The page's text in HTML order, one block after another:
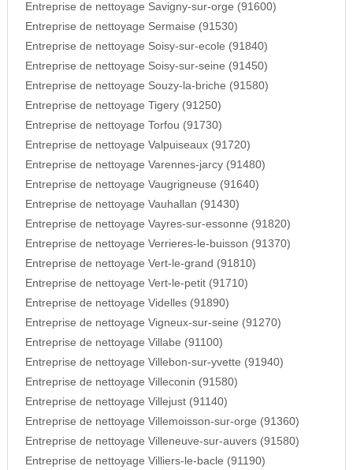
Entreprise de nettoyage Savigny-sur-orge (91600)
Entreprise de nettoyage Sermaise (91530)
Entreprise de nettoyage Soisy-sur-ecole (91840)
Entreprise de nettoyage Soisy-sur-seine (91450)
Entreprise de nettoyage Souzy-la-briche (91580)
Entreprise de nettoyage Tigery (91250)
Entreprise de nettoyage Torfou (91730)
Entreprise de nettoyage Valpuiseaux (91720)
Entreprise de nettoyage Varennes-jarcy (91480)
Entreprise de nettoyage Vaugrigneuse (91640)
Entreprise de nettoyage Vauhallan (91430)
Entreprise de nettoyage Vayres-sur-essonne (91820)
Entreprise de nettoyage Verrieres-le-buisson (91370)
Entreprise de nettoyage Vert-le-grand (91810)
Entreprise de nettoyage Vert-le-petit (91710)
Entreprise de nettoyage Videlles (91890)
Entreprise de nettoyage Vigneux-sur-seine (91270)
Entreprise de nettoyage Villabe (91100)
Entreprise de nettoyage Villebon-sur-yvette (91940)
Entreprise de nettoyage Villeconin (91580)
Entreprise de nettoyage Villejust (91140)
Entreprise de nettoyage Villemoisson-sur-orge (91360)
Entreprise de nettoyage Villeneuve-sur-auvers (91580)
Entreprise de nettoyage Villiers-le-bacle (91190)